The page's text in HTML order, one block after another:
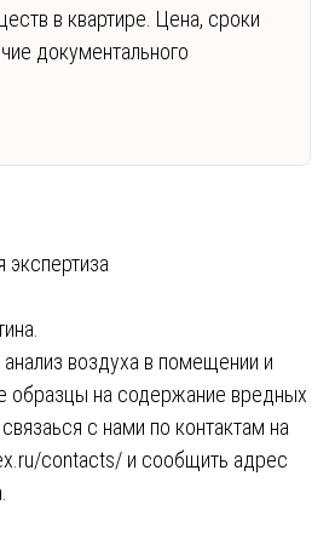
в квартире. Цена, сроки
документального
экспертиза
воздуха в помещении и
образцы на содержание вредных
с нами по контактам на
contacts/ и сообщить адрес